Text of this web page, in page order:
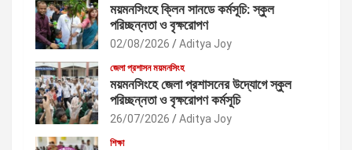
ময়মনসিংহে ক্লিন সানডে কর্মসূচি: স্কুল
পরিচ্ছন্নতা ও বৃক্ষরোপণ
02/08/2026 Aditya Joy
জেলা প্রশাসন ময়মনসিংহ
ময়মনসিংহে জেলা প্রশাসনের উদ্যোগে স্কুল
পরিচ্ছন্নতা ও বৃক্ষরোপণ কর্মসূচি
26/07/2026 Aditya Joy
শিক্ষা